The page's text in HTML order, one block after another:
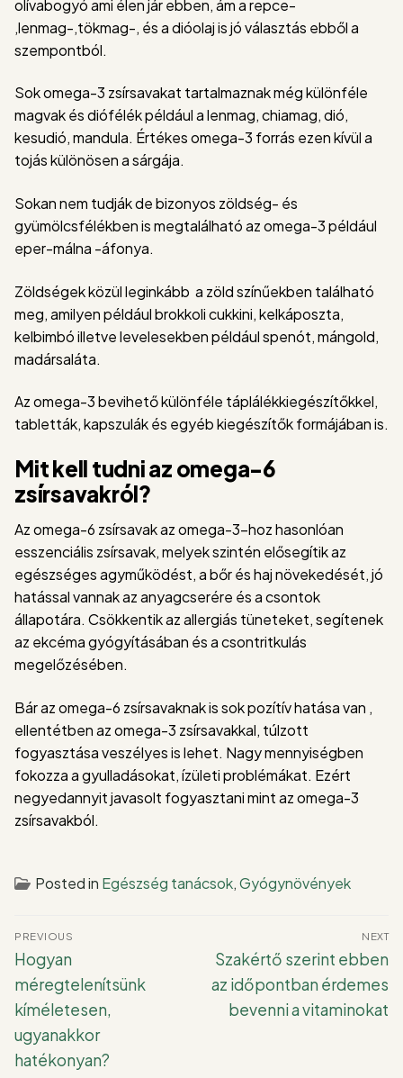
olívabogyó ami élen jár ebben, ám a repce-
,lenmag-,tökmag-, és a dióolaj is jó választás ebből a
szempontból.
Sok omega-3 zsírsavakat tartalmaznak még különféle
magvak és diófélék például a lenmag, chiamag, dió,
kesudió, mandula. Értékes omega-3 forrás ezen kívül a
tojás különösen a sárgája.
Sokan nem tudják de bizonyos zöldség- és
gyümölcsfélékben is megtalálható az omega-3 például
eper-málna -áfonya.
Zöldségek közül leginkább a zöld színűekben található
meg, amilyen például brokkoli cukkini, kelkáposzta,
kelbimbó illetve levelesekben például spenót, mángold,
madársaláta.
Az omega-3 bevihető különféle táplálékkiegészítőkkel,
tabletták, kapszulák és egyéb kiegészítők formájában is.
Mit kell tudni az omega-6
zsírsavakról?
Az omega-6 zsírsavak az omega-3-hoz hasonlóan
esszenciális zsírsavak, melyek szintén elősegítik az
egészséges agyműködést, a bőr és haj növekedését, jó
hatással vannak az anyagcserére és a csontok
állapotára. Csökkentik az allergiás tüneteket, segítenek
az ekcéma gyógyításában és a csontritkulás
megelőzésében.
Bár az omega-6 zsírsavaknak is sok pozítív hatása van ,
ellentétben az omega-3 zsírsavakkal, túlzott
fogyasztása veszélyes is lehet. Nagy mennyiségben
fokozza a gyulladásokat, ízületi problémákat. Ezért
negyedannyit javasolt fogyasztani mint az omega-3
zsírsavakból.
Posted in Egészség tanácsok,Gyógynövények
Bejegyzés
navigáció
PREVIOUS
Previous
post:
Hogyan
méregtelenítsünk
kíméletesen,
ugyanakkor
hatékonyan?
NEXT
Next
post:
Szakértő szerint ebben
az időpontban érdemes
bevenni a vitaminokat